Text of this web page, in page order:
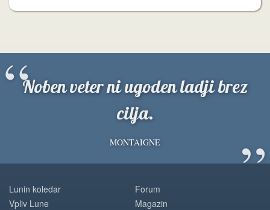
Noben veter ni ugoden ladji brez
cilja.
MONTAIGNE ”
“
Lunin koledar
Vpliv Lune
Forum
Magazin